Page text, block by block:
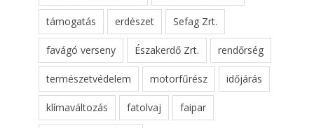
támogatás erdészet Sefag Zrt.
favágó verseny Északerdő Zrt. rendőrség
természetvédelem motorfűrész időjárás
klímaváltozás fatolvaj faipar